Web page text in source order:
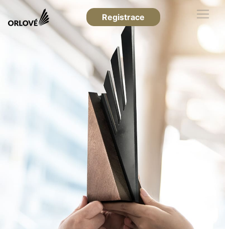
Registrace